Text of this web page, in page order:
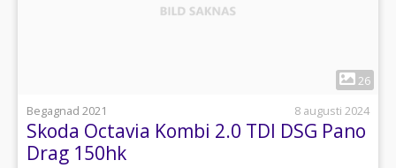
26
Begagnad 2021
8 augusti 2024
Skoda Octavia Kombi 2.0 TDI DSG Pano
Drag 150hk